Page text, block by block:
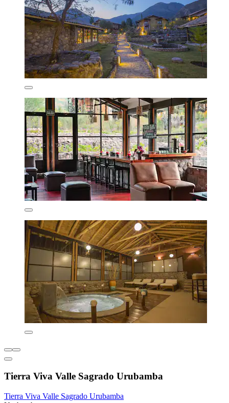
Tierra Viva Valle Sagrado Urubamba
Tierra Viva Valle Sagrado Urubamba